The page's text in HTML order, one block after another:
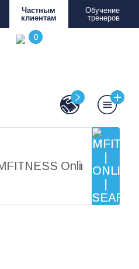
Частным
клиентам
Обучение
тренеров